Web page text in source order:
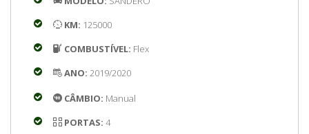
KM: 125000
COMBUSTÍVEL: Flex
ANO: 2019/2020
CÂMBIO: Manual
PORTAS: 4